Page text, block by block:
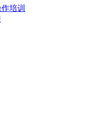
培训